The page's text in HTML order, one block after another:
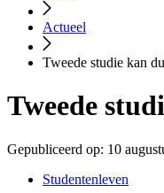
Actueel
Tweede studie kan
Tweede
Gepubliceerd op: 10
Studentenleven